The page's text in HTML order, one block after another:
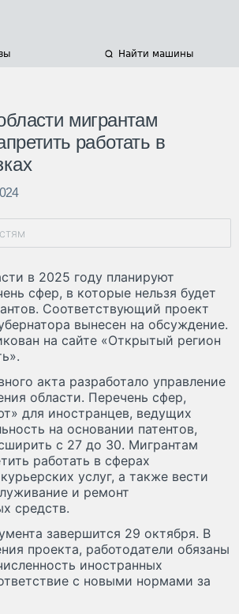
Найти машины
мигрантам
работать в
в 2025 году планируют
сфер, в которые нельзя будет
Соответствующий проект
вынесен на обсуждение.
на сайте «Открытый регион
акта разработало управление
области. Перечень сфер,
для иностранцев, ведущих
на основании патентов,
с 27 до 30. Мигрантам
работать в сферах
услуг, а также вести
и ремонт
средств.
завершится 29 октября. В
проекта, работодатели обязаны
иностранных
с новыми нормами за